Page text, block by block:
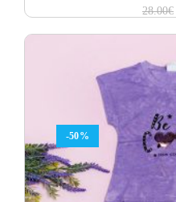
28.00€
-50%